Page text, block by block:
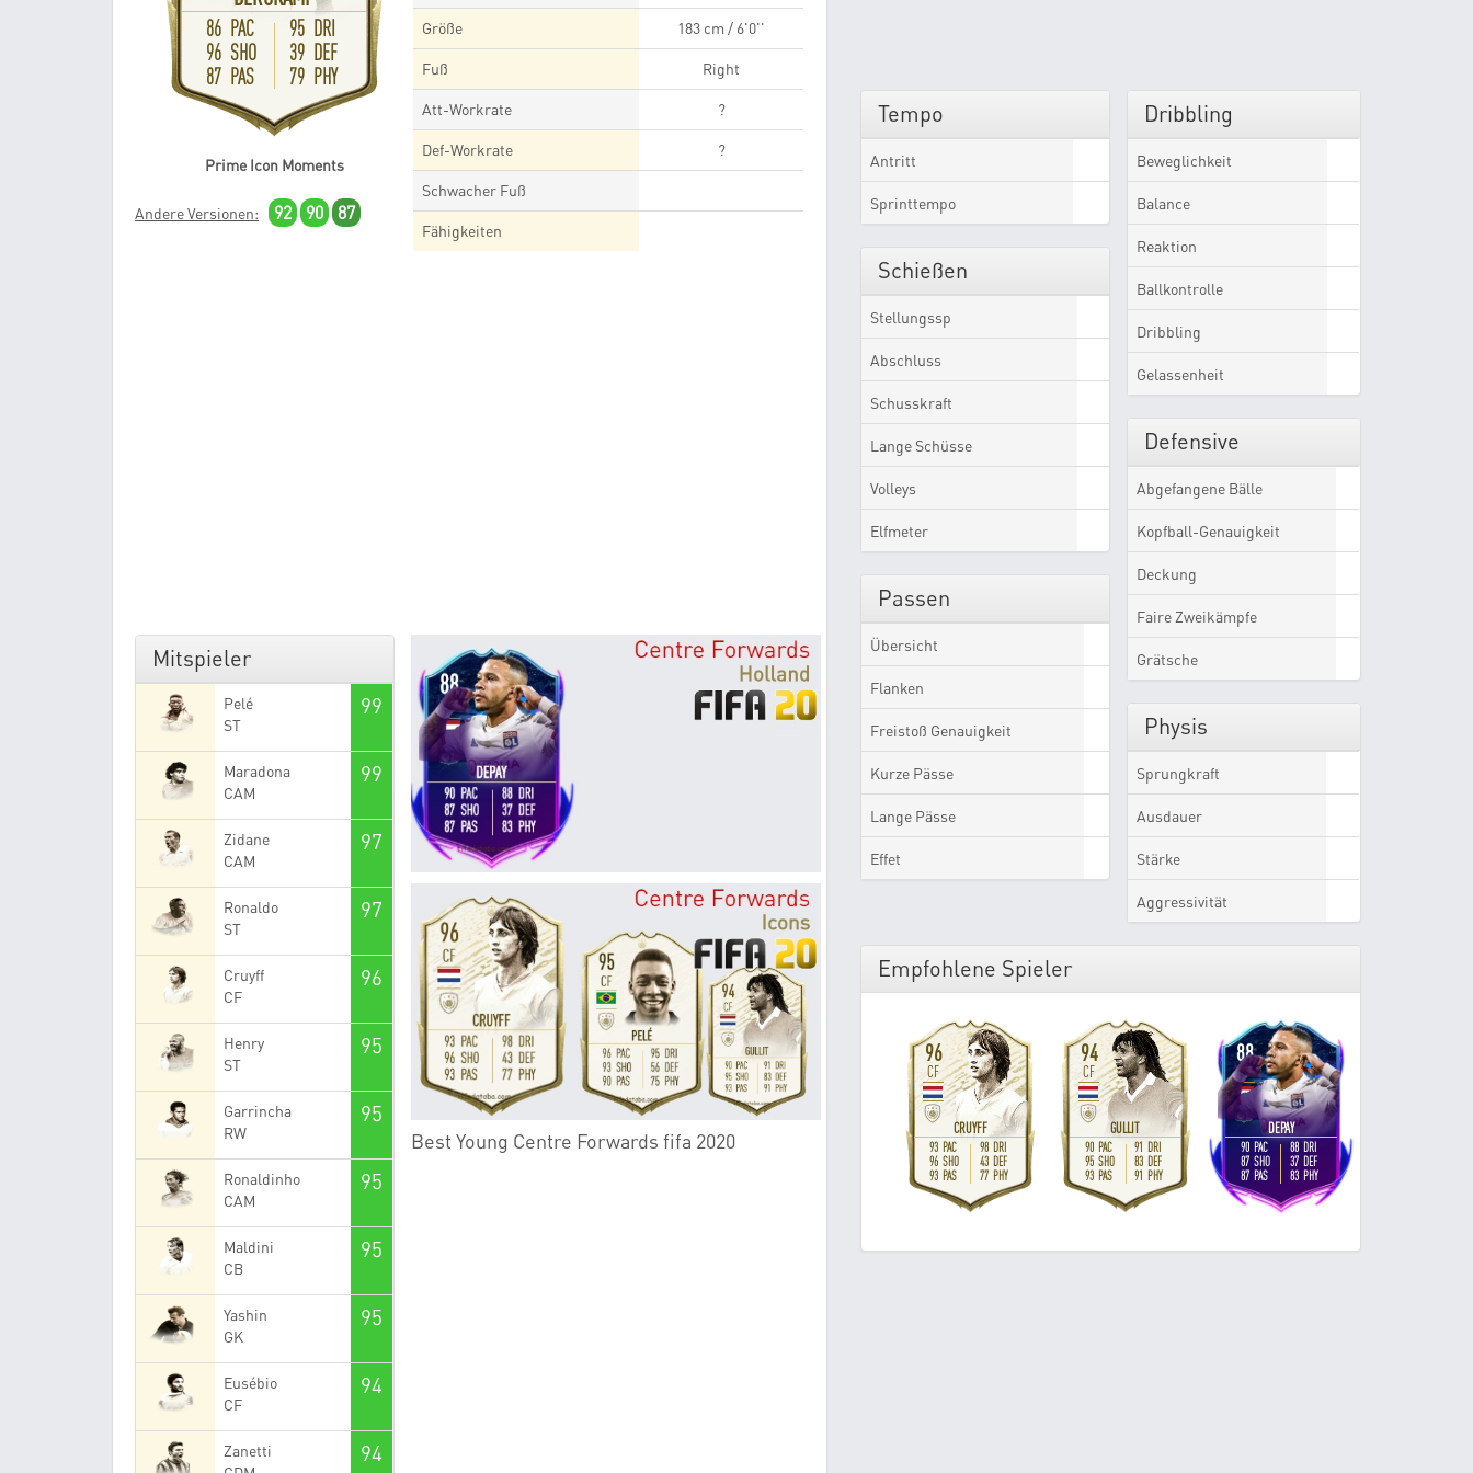
86 PAC
96 SHO
87 PAS
95 DRI
39 DEF
79 PHY
Prime Icon Moments
Andere Versionen: 92 90 87
Größe 183 cm / 6'0''
Fuß Right
Att-Workrate ?
Def-Workrate ?
Schwacher Fuß
Fähigkeiten
Mitspieler
Pelé
ST
99
Maradona
CAM
99
Zidane
CAM
97
Ronaldo
ST
97
Cruyff
CF
96
Henry
ST
95
Garrincha
RW
95
Ronaldinho
CAM
95
Maldini
CB
95
Yashin
GK
95
Eusébio
CF
94
Zanetti
94
Best Young Centre Forwards fifa 2020
Tempo
Antritt
Sprinttempo
Schießen
Stellungssp
Abschluss
Schusskraft
Lange Schüsse
Volleys
Elfmeter
Passen
Übersicht
Flanken
Freistoß Genauigkeit
Kurze Pässe
Lange Pässe
Effet
Dribbling
Beweglichkeit
Balance
Reaktion
Ballkontrolle
Dribbling
Gelassenheit
Defensive
Abgefangene Bälle
Kopfball-Genauigkeit
Deckung
Faire Zweikämpfe
Grätsche
Physis
Sprungkraft
Ausdauer
Stärke
Aggressivität
Empfohlene Spieler